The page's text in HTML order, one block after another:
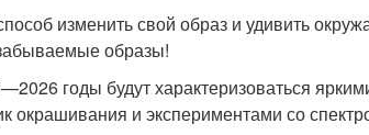
изменить свой образ и удивить
образы!
годы будут характеризоваться
окрашивания и экспериментами со